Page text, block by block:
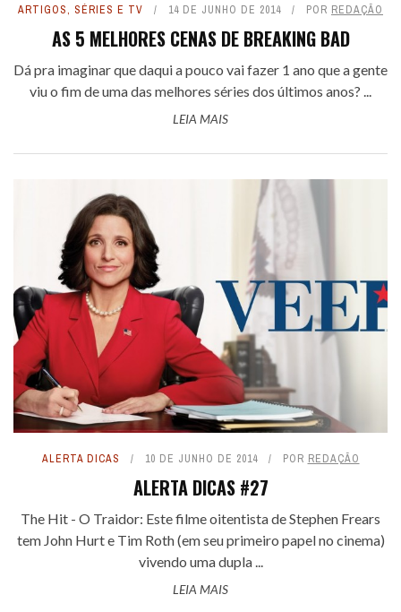
ARTIGOS, SÉRIES E TV 14 DE JUNHO DE 2014 POR REDAÇÃO
AS 5 MELHORES CENAS DE BREAKING BAD
Dá pra imaginar que daqui a pouco vai fazer 1 ano que a gente
viu o fim de uma das melhores séries dos últimos anos? ...
LEIA MAIS
ALERTA DICAS 10 DE JUNHO DE 2014 POR REDAÇÃO
ALERTA DICAS #27
The Hit - O Traidor: Este filme oitentista de Stephen Frears
tem John Hurt e Tim Roth (em seu primeiro papel no cinema)
vivendo uma dupla ...
LEIA MAIS